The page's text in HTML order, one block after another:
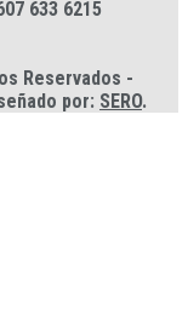
633 6215
Reservados -
por: SERO.